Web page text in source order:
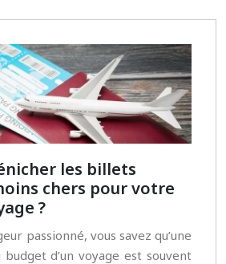
les billets
chers pour votre
?
passionné, vous savez qu’une
d’un voyage est souvent